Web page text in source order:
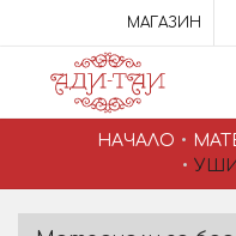
МАГАЗИН
НАЧАЛО